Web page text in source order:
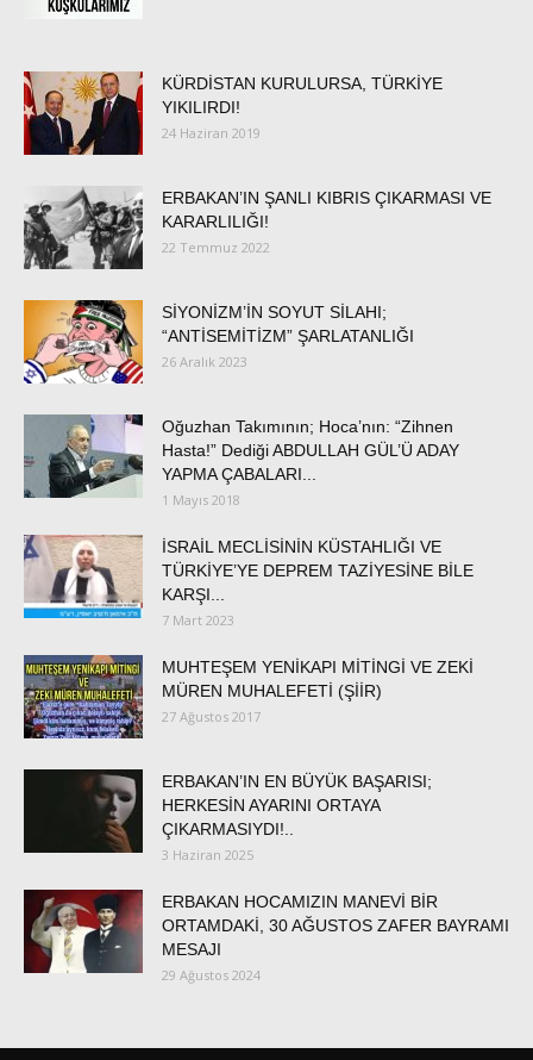
KÜRDİSTAN KURULURSA, TÜRKİYE
YIKILIRDI!
24 Haziran 2019
ERBAKAN’IN ŞANLI KIBRIS ÇIKARMASI VE
KARARLILIĞI!
22 Temmuz 2022
SİYONİZM’İN SOYUT SİLAHI;
“ANTİSEMİTİZM” ŞARLATANLIĞI
26 Aralık 2023
Oğuzhan Takımının; Hoca’nın: “Zihnen
Hasta!” Dediği ABDULLAH GÜL’Ü ADAY
YAPMA ÇABALARI...
1 Mayıs 2018
İSRAİL MECLİSİNİN KÜSTAHLIĞI VE
TÜRKİYE’YE DEPREM TAZİYESİNE BİLE
KARŞI...
7 Mart 2023
MUHTEŞEM YENİKAPI MİTİNGİ VE ZEKİ
MÜREN MUHALEFETİ (ŞİİR)
27 Ağustos 2017
ERBAKAN’IN EN BÜYÜK BAŞARISI;
HERKESİN AYARINI ORTAYA
ÇIKARMASIYDI!..
3 Haziran 2025
ERBAKAN HOCAMIZIN MANEVİ BİR
ORTAMDAKİ, 30 AĞUSTOS ZAFER BAYRAMI
MESAJI
29 Ağustos 2024